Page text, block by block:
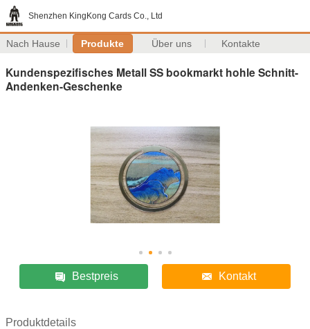
Shenzhen KingKong Cards Co., Ltd
Nach Hause Produkte Über uns Kontakte
Kundenspezifisches Metall SS bookmarkt hohle Schnitt-
Andenken-Geschenke
Bestpreis Kontakt
Produktdetails